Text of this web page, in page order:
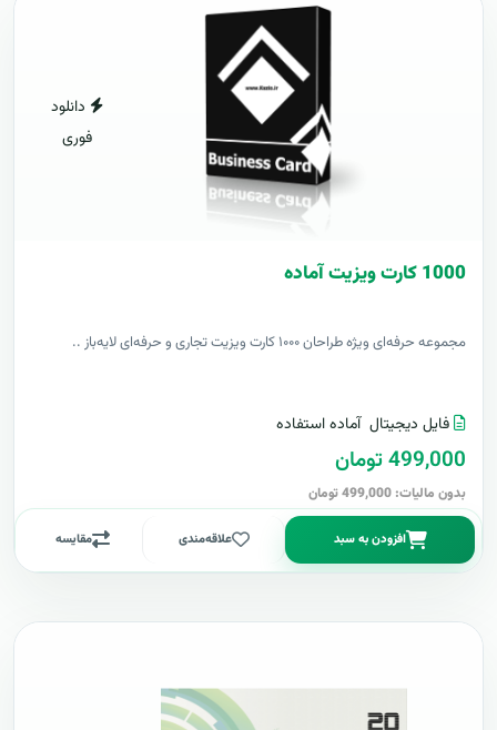
دانلود
فوری
1000 کارت ويزيت آماده
مجموعه حرفه‌ای ویژه طراحان ۱۰۰۰ کارت ویزیت تجاری و حرفه‌ای لایه‌باز ..
فایل دیجیتال آماده استفاده
499,000 تومان
بدون مالیات: 499,000 تومان
افزودن به سبد علاقه‌مندی مقایسه